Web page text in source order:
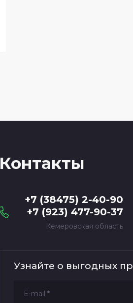
Контакты
+7 (38475) 2-40-90
+7 (923) 477-90-37
Кемеровская область
Узнайте о выгодных